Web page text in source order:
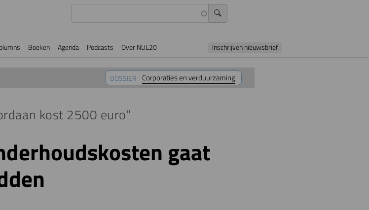
Boeken Agenda Podcasts Over NUL20 Inschrijven nieuwsbrief
DOSSIER Corporaties en verduurzaming
kost 2500 euro”
gaat